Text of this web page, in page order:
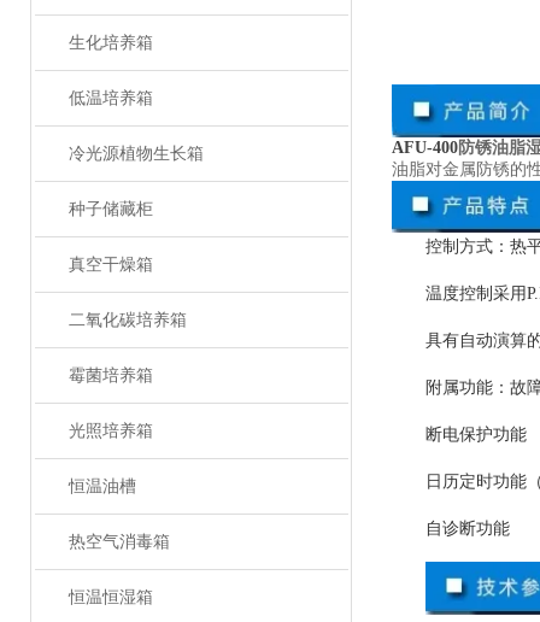
生化培养箱
低温培养箱
冷光源植物生长箱
种子储藏柜
真空干燥箱
二氧化碳培养箱
霉菌培养箱
光照培养箱
恒温油槽
热空气消毒箱
恒温恒湿箱
AFU-400防锈油脂
油脂对金属防锈的
控制方式：热
温度控制采用
具有自动演算
附属功能：故
断电保护功能
日历定时功能
自诊断功能